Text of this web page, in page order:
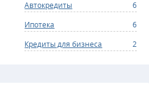
Автокредиты
6
Ипотека
6
Кредиты для бизнеса
2